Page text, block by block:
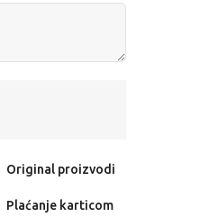
Original proizvodi
Plaćanje karticom